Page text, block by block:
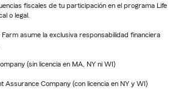
fiscales de tu participación en el programa Life
o legal.
asume la exclusiva responsabilidad financiera
(sin licencia en MA, NY ni WI)
Assurance Company (con licencia en NY y WI)